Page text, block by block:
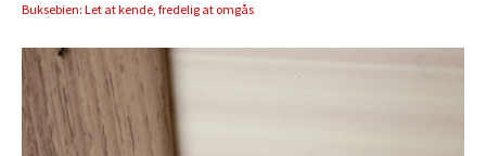
Buksebien: Let at kende, fredelig at omgås